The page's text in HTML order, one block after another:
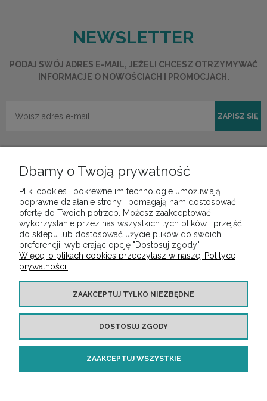
NEWSLETTER
PODAJ SWÓJ ADRES E-MAIL, JEŻELI CHCESZ OTRZYMYWAĆ
INFORMACJE O NOWOŚCIACH I PROMOCJACH.
ZAPISZ SIĘ
POMOC
MOJE KONTO
INFORMACJE
O NAS
Copyright ©https://audiotop.pl/ Wszelkie prawa zastrzeżone
Dbamy o Twoją prywatność
Pliki cookies i pokrewne im technologie umożliwiają
poprawne działanie strony i pomagają nam dostosować
ofertę do Twoich potrzeb. Możesz zaakceptować
wykorzystanie przez nas wszystkich tych plików i przejść
do sklepu lub dostosować użycie plików do swoich
preferencji, wybierając opcję "Dostosuj zgody".
Więcej o plikach cookies przeczytasz w naszej Polityce
prywatności.
ZAAKCEPTUJ TYLKO NIEZBĘDNE
DOSTOSUJ ZGODY
ZAAKCEPTUJ WSZYSTKIE